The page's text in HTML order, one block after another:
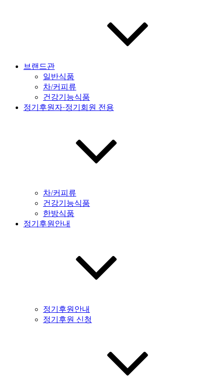
브랜드관
일반식품
차/커피류
건강기능식품
정기후원자·정기회원 전용
차/커피류
건강기능식품
한방식품
정기후원안내
정기후원안내
정기후원 신청